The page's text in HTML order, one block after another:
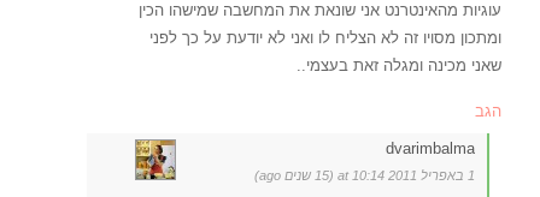
עוגיות מהאינטרנט אני שונאת את המחשבה שמישהו הכין
ומתכון מסויו זה לא הצליח לו ואני לא יודעת על כך לפני
שאני מכינה ומגלה זאת בעצמי..
הגב
dvarimbalma
1 באפריל 2011 at 10:14 (15 שנים ago)